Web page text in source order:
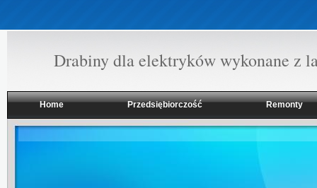
Drabiny dla elektryków wykonane z
Home Przedsiębiorczość Remonty